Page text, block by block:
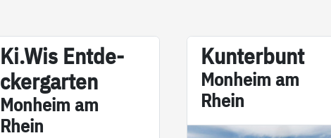
Ki.Wis En­t­­­de­­
cker­­gar­­ten
Mon­heim am
Rhein
Kun­ter­b­unt
Mon­heim am
Rhein